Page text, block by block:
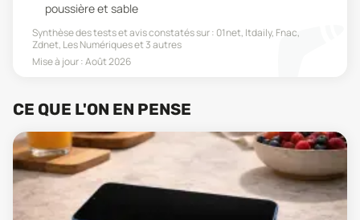
poussière et sable
Synthèse des tests et avis constatés sur : 01net, Itdaily, Fnac,
Zdnet, Les Numériqueset 3 autres
Mise à jour :Août 2026
CE QUE L'ON EN PENSE